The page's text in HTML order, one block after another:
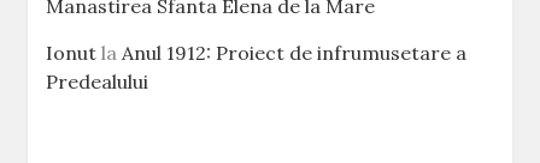
Manastirea Sfanta Elena de la Mare
Ionut laAnul 1912: Proiect de infrumusetare a
Predealului